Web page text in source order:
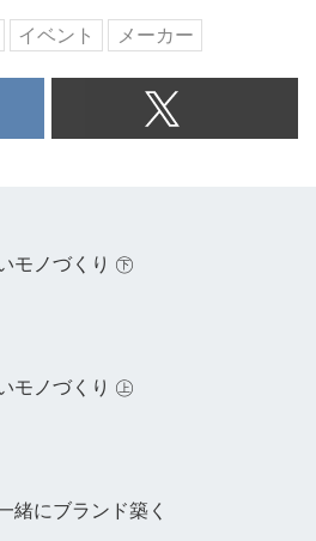
イベント メーカー
偽りのないモノづくり ㊦
モノづくり ㊤
緒にブランド築く